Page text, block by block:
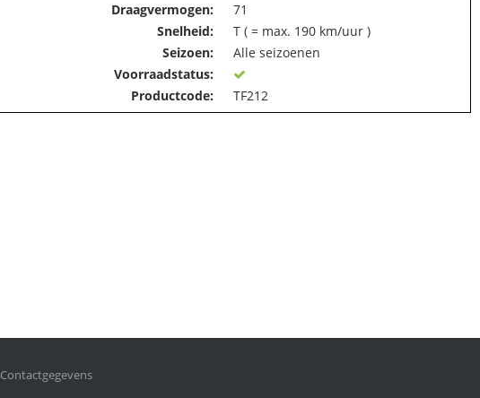
Draagvermogen:
71
Snelheid:
T ( = max. 190 km/uur )
Seizoen:
Alle seizoenen
Voorraadstatus:
Productcode: TF212
Contactgegevens